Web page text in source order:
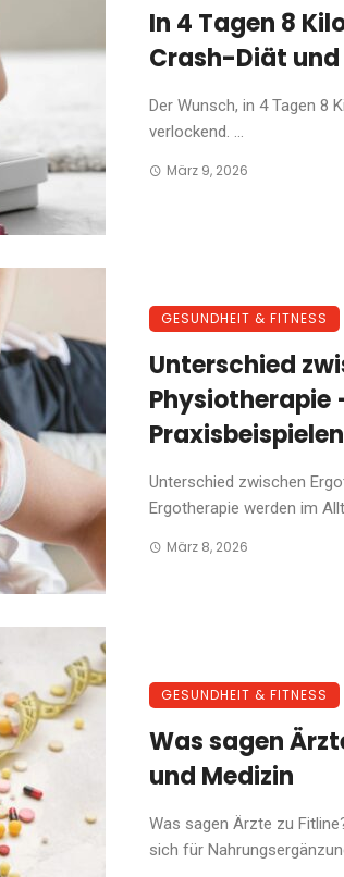
In 4 Tagen 8
Crash-Diät und
Der Wunsch, in 4 Tagen 8
verlockend. ...
März 9, 2026
GESUNDHEIT & FITNESS
Unterschied
Praxisbeispielen
Unterschied zwischen
Ergotherapie werden im
März 8, 2026
GESUNDHEIT & FITNESS
Was sagen
und Medizin
Was sagen Ärzte zu
sich für